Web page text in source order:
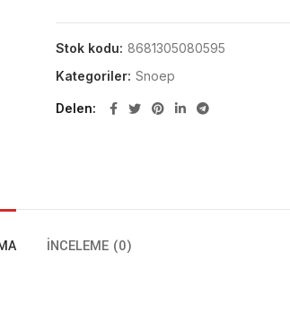
Stok kodu: 8681305080595
Kategoriler: Snoep
Delen
İNCELEME (0)